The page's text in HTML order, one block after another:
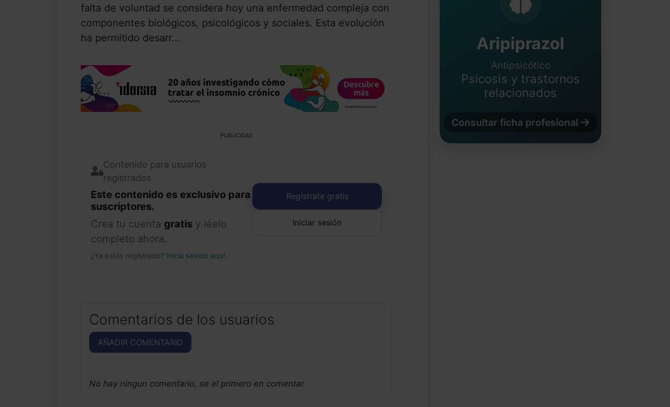
falta de voluntad se considera hoy una enfermedad compleja con
componentes biológicos, psicológicos y sociales. Esta evolución
ha permitido desarr...
PUBLICIDAD
Contenido para usuarios
registrados
Este contenido es exclusivo para
suscriptores.
Crea tu cuenta gratis y léelo
completo ahora.
¿Ya estás registrado? Inicia sesión aquí .
Regístrate gratis
Iniciar sesión
Comentarios de los usuarios
AÑADIR COMENTARIO
No hay ningun comentario, se el primero en comentar
Aripiprazol
Antipsicótico
Psicosis y trastornos
relacionados
Consultar ficha profesional